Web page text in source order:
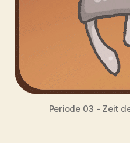
Periode 03 - Zeit